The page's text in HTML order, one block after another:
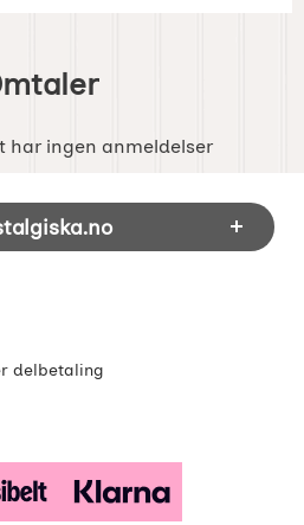
har ingen anmeldelser
informasjon og
delbetaling